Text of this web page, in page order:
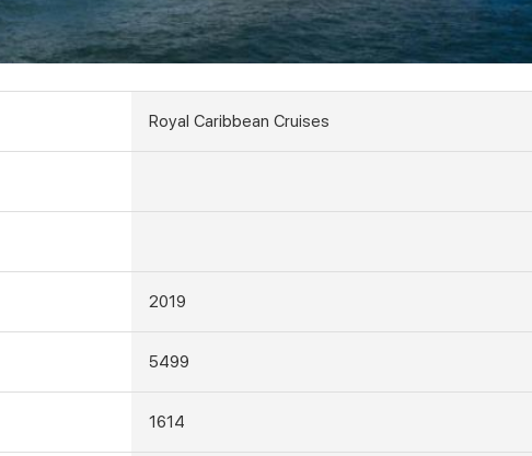
Royal Caribbean Cruises
2019
5499
1614